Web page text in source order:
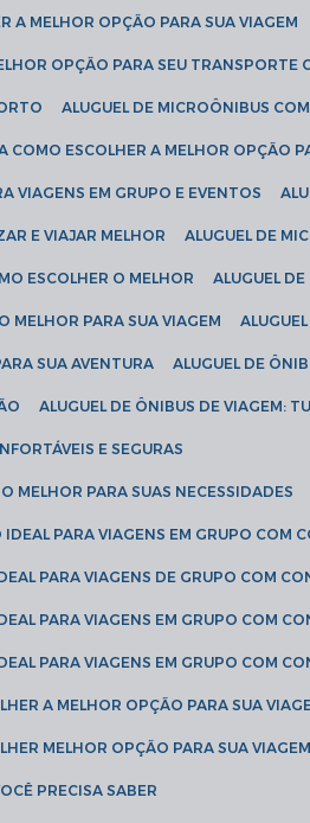
A MELHOR OPÇÃO PARA SUA VIAGEM
OPÇÃO PARA SEU TRANSPORTE
ALUGUEL DE MICROÔNIBUS
COMO ESCOLHER A MELHOR OPÇÃO
VIAGENS EM GRUPO E EVENTOS
E VIAJAR MELHOR ALUGUEL DE
ESCOLHER O MELHOR ALUGUEL
MELHOR PARA SUA VIAGEM
SUA AVENTURA ALUGUEL DE
ALUGUEL DE ÔNIBUS DE VIAGEM:
E SEGURAS
MELHOR PARA SUAS NECESSIDADES
IDEAL PARA VIAGENS EM GRUPO COM
PARA VIAGENS DE GRUPO COM
PARA VIAGENS EM GRUPO COM
PARA VIAGENS EM GRUPO COM
A MELHOR OPÇÃO PARA SUA
MELHOR OPÇÃO PARA SUA VIAGEM
PRECISA SABER